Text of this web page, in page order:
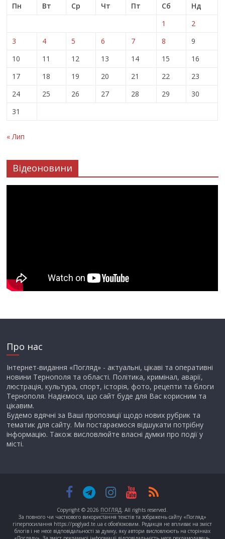
Пн
Вт Ср Чт Пт Сб
Нд
1
2
3
4 5 6 7 8
9
10
11 12 13 14 15
16
17
18 19 20 21 22
23
24
25 26 27 28 29
30
31
« Лип
Відеоновини
Про нас
Інтернет-видання «Погляд» - актуальні, цікаві та оперативні
новини Тернополя та області. Політика, кримінал, аварії,
люстрація, культура, спорт, історія, фото, рецепти та блоги
Тернополя. Надіємося, що сайт буде для Вас корисним та
цікавим.
Будемо вдячні за Ваші пропозиції щодо нових рубрик та
тематик для сайту. Ми постараємося відшукати потрібну
інформацію. Також висловлюйте власні думки про події у
місті.
Copyright © 2026 ПОГЛЯД. All rights reserved.
За повного чи часткового використання текстів та зображень сайту «Погляд»
гіперпосилання https://poglyad.te.ua є обов’язковим. Редакція не впливає на зміст
блогів і не несе відповідальності за думку, яку автори висловлюють на сторінках